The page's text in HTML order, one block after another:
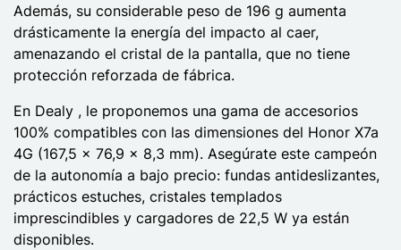
Además, su considerable peso de 196 g aumenta
drásticamente la energía del impacto al caer,
amenazando el cristal de la pantalla, que no tiene
protección reforzada de fábrica.
En Dealy , le proponemos una gama de accesorios
100% compatibles con las dimensiones del Honor X7a
4G (167,5 x 76,9 x 8,3 mm). Asegúrate este campeón
de la autonomía a bajo precio: fundas antideslizantes,
prácticos estuches, cristales templados
imprescindibles y cargadores de 22,5 W ya están
disponibles.